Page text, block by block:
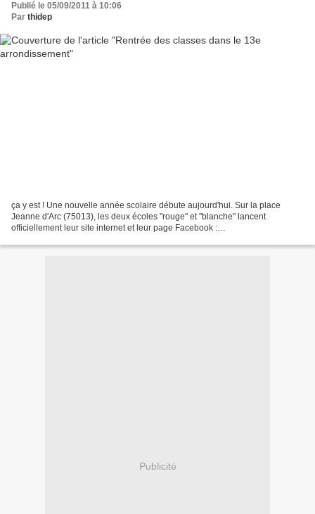
Publié le 05/09/2011 à 10:06
Par thidep
ça y est ! Une nouvelle année scolaire débute aujourd'hui. Sur la place
Jeanne d'Arc (75013), les deux écoles "rouge" et "blanche" lancent
officiellement leur site internet et leur page Facebook :
des-%C3%A9coles-de-la-place-Jeanne-dArc-75013-
Publicité